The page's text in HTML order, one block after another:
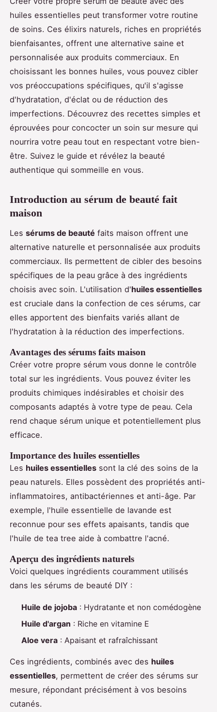
huiles essentielles peut transformer votre routine
de soins. Ces élixirs naturels, riches en propriétés
bienfaisantes, offrent une alternative saine et
personnalisée aux produits commerciaux. En
choisissant les bonnes huiles, vous pouvez cibler
vos préoccupations spécifiques, qu'il s'agisse
d'hydratation, d'éclat ou de réduction des
imperfections. Découvrez des recettes simples et
éprouvées pour concocter un soin sur mesure qui
nourrira votre peau tout en respectant votre bien-
être. Suivez le guide et révélez la beauté
authentique qui sommeille en vous.
Introduction au sérum de beauté fait
maison
Les sérums de beauté faits maison offrent une
alternative naturelle et personnalisée aux produits
commerciaux. Ils permettent de cibler des besoins
spécifiques de la peau grâce à des ingrédients
choisis avec soin. L'utilisation d'huiles essentielles
est cruciale dans la confection de ces sérums, car
elles apportent des bienfaits variés allant de
l'hydratation à la réduction des imperfections.
Avantages des sérums faits maison
Créer votre propre sérum vous donne le contrôle
total sur les ingrédients. Vous pouvez éviter les
produits chimiques indésirables et choisir des
composants adaptés à votre type de peau. Cela
rend chaque sérum unique et potentiellement plus
efficace.
Importance des huiles essentielles
Les huiles essentielles sont la clé des soins de la
peau naturels. Elles possèdent des propriétés anti-
inflammatoires, antibactériennes et anti-âge. Par
exemple, l'huile essentielle de lavande est
reconnue pour ses effets apaisants, tandis que
l'huile de tea tree aide à combattre l'acné.
Aperçu des ingrédients naturels
Voici quelques ingrédients couramment utilisés
dans les sérums de beauté DIY :
Huile de jojoba : Hydratante et non comédogène
Huile d'argan : Riche en vitamine E
Aloe vera : Apaisant et rafraîchissant
Ces ingrédients, combinés avec des huiles
essentielles, permettent de créer des sérums sur
mesure, répondant précisément à vos besoins
cutanés.